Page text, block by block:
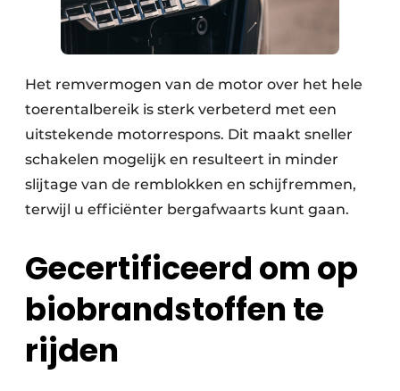
Het remvermogen van de motor over het hele
toerentalbereik is sterk verbeterd met een
uitstekende motorrespons. Dit maakt sneller
schakelen mogelijk en resulteert in minder
slijtage van de remblokken en schijfremmen,
terwijl u efficiënter bergafwaarts kunt gaan.
Gecertificeerd om op
biobrandstoffen te
rijden